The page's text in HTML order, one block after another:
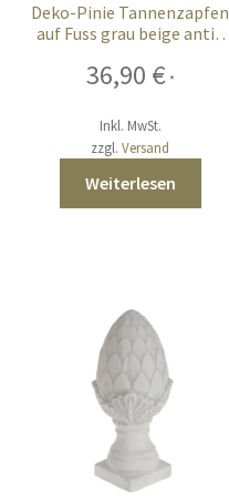
Deko-Pinie Tannenzapfen
auf Fuss grau beige antik
36,90 € *
Inkl. MwSt.
zzgl.Versand
Weiterlesen